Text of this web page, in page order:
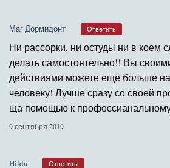
Маг Дормидонт Ответить
Ни рассорки, ни остуды ни в коем
делать самостоятельно!! Вы
действиями можете ещё больше
человеку! Лучше сразу со своей
ща помощью к
9 сентября 2019
Hilda Ответить